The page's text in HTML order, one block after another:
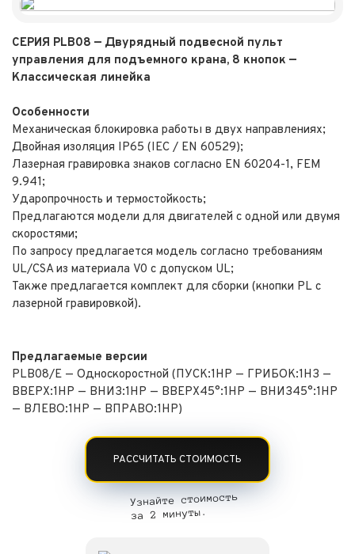
СЕРИЯ PLB08 — Двурядный подвесной пульт
управления для подъемного крана, 8 кнопок —
Классическая линейка
Особенности
Механическая блокировка работы в двух направлениях;
Двойная изоляция IP65 (IEC / EN 60529);
Лазерная гравировка знаков согласно EN 60204-1, FEM
9.941;
Ударопрочность и термостойкость;
Предлагаются модели для двигателей с одной или двумя
скоростями;
По запросу предлагается модель согласно требованиям
UL/CSA из материала V0 с допуском UL;
Также предлагается комплект для сборки (кнопки PL с
лазерной гравировкой).
Предлагаемые версии
PLB08/E — Односкоростной (ПУСК:1НР — ГРИБОК:1НЗ —
ВВЕРХ:1НР — ВНИЗ:1НР — ВВЕРХ45°:1НР — ВНИЗ45°:1НР
— ВЛЕВО:1НР — ВПРАВО:1НР)
РАССЧИТАТЬ СТОИМОСТЬ
Узнайте стоимость
за 2 минуты.